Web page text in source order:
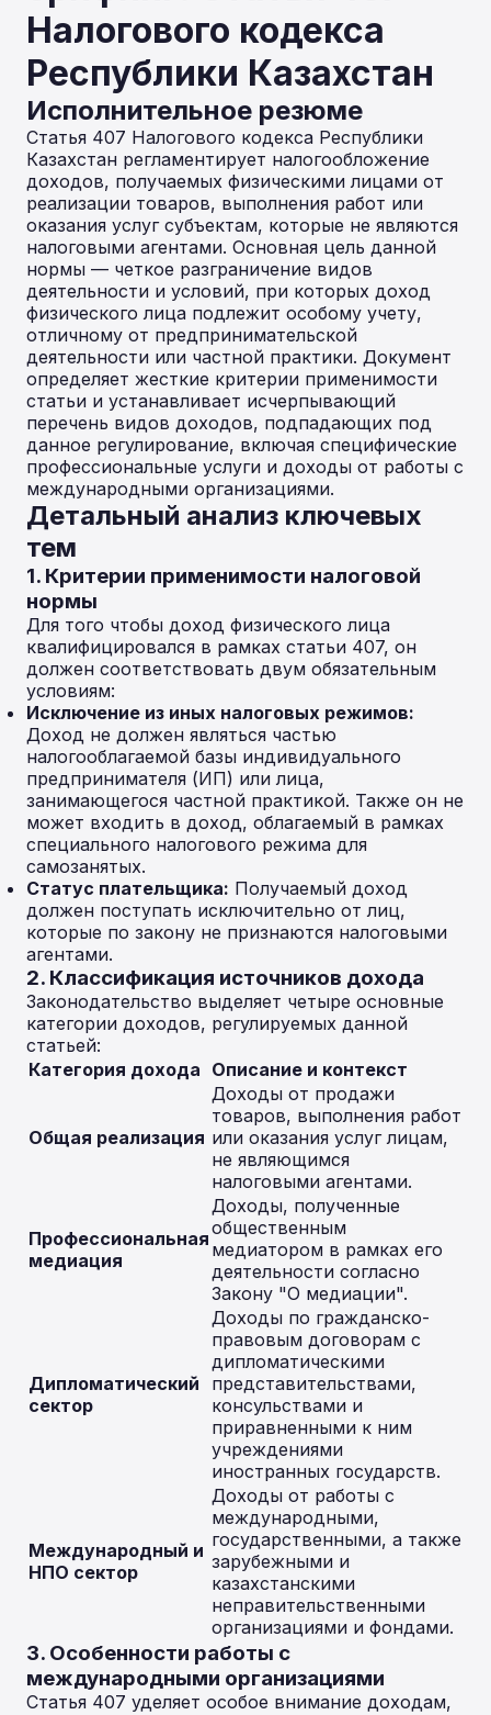
Налогового кодекса
Республики Казахстан
Исполнительное резюме
Статья 407 Налогового кодекса Республики
Казахстан регламентирует налогообложение
доходов, получаемых физическими лицами от
реализации товаров, выполнения работ или
оказания услуг субъектам, которые не являются
налоговыми агентами. Основная цель данной
нормы — четкое разграничение видов
деятельности и условий, при которых доход
физического лица подлежит особому учету,
отличному от предпринимательской
деятельности или частной практики. Документ
определяет жесткие критерии применимости
статьи и устанавливает исчерпывающий
перечень видов доходов, подпадающих под
данное регулирование, включая специфические
профессиональные услуги и доходы от работы с
международными организациями.
Детальный анализ ключевых
тем
1. Критерии применимости налоговой
нормы
Для того чтобы доход физического лица
квалифицировался в рамках статьи 407, он
должен соответствовать двум обязательным
условиям:
Исключение из иных налоговых режимов:
Доход не должен являться частью
налогооблагаемой базы индивидуального
предпринимателя (ИП) или лица,
занимающегося частной практикой. Также он не
может входить в доход, облагаемый в рамках
специального налогового режима для
самозанятых.
Статус плательщика: Получаемый доход
должен поступать исключительно от лиц,
которые по закону не признаются налоговыми
агентами.
2. Классификация источников дохода
Законодательство выделяет четыре основные
категории доходов, регулируемых данной
статьей:
Категория дохода Описание и контекст
Общая реализация
Доходы от продажи
товаров, выполнения работ
или оказания услуг лицам,
не являющимся
налоговыми агентами.
Профессиональная
медиация
Доходы, полученные
общественным
медиатором в рамках его
деятельности согласно
Закону "О медиации".
Дипломатический
сектор
Доходы по гражданско-
правовым договорам с
дипломатическими
представительствами,
консульствами и
приравненными к ним
учреждениями
иностранных государств.
Международный и
НПО сектор
Доходы от работы с
международными,
государственными, а также
зарубежными и
казахстанскими
неправительственными
организациями и фондами.
3. Особенности работы с
международными организациями
Статья 407 уделяет особое внимание доходам,